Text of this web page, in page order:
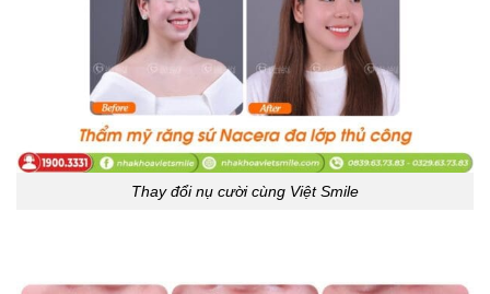
Thay đổi nụ cười cùng Việt Smile